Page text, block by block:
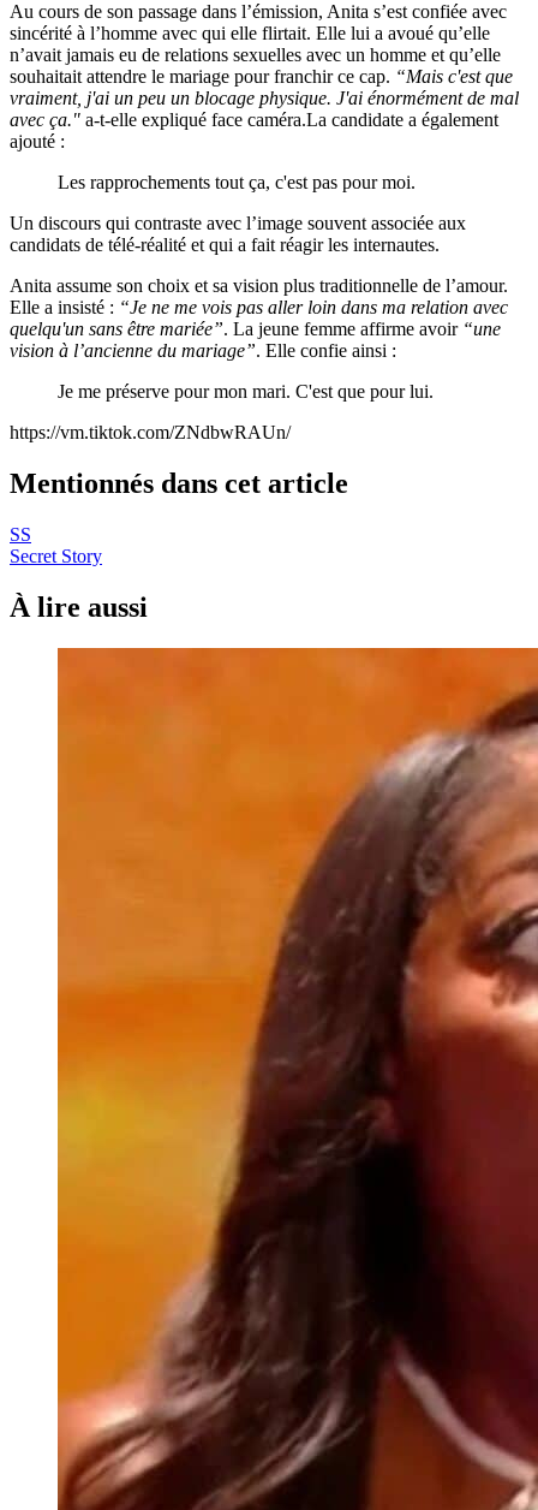
Au cours de son passage dans l’émission, Anita s’est confiée avec
sincérité à l’homme avec qui elle flirtait. Elle lui a avoué qu’elle
n’avait jamais eu de relations sexuelles avec un homme et qu’elle
souhaitait attendre le mariage pour franchir ce cap. “Mais c'est que
vraiment, j'ai un peu un blocage physique. J'ai énormément de mal
avec ça." a-t-elle expliqué face caméra.La candidate a également
ajouté :
Les rapprochements tout ça, c'est pas pour moi.
Un discours qui contraste avec l’image souvent associée aux
candidats de télé-réalité et qui a fait réagir les internautes.
Anita assume son choix et sa vision plus traditionnelle de l’amour.
Elle a insisté : “Je ne me vois pas aller loin dans ma relation avec
quelqu'un sans être mariée”. La jeune femme affirme avoir “une
vision à l’ancienne du mariage”. Elle confie ainsi :
Je me préserve pour mon mari. C'est que pour lui.
https://vm.tiktok.com/ZNdbwRAUn/
Mentionnés dans cet article
SS
Secret Story
À lire aussi